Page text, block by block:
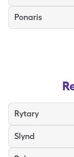
Ponaris
Rytary
Slynd